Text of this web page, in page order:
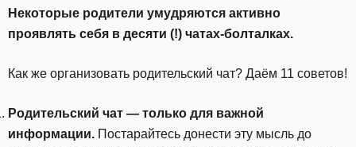
Некоторые родители умудряются активно
проявлять себя в десяти (!) чатах-болталках.
Как же организовать родительский чат? Даём 11 советов!
Родительский чат — только для важной
информации. Постарайтесь донести эту мысль до